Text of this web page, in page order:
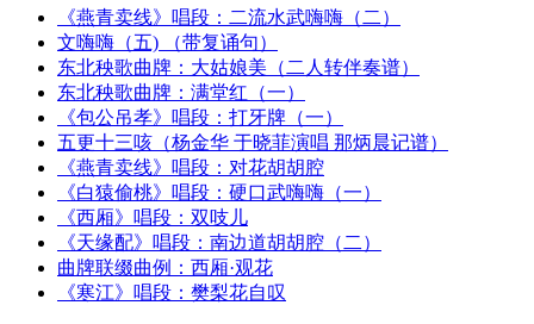
《燕青卖线》唱段：二流水武嗨嗨（二）
文嗨嗨（五) （带复诵句）
东北秧歌曲牌：大姑娘美（二人转伴奏谱）
东北秧歌曲牌：满堂红（一）
《包公吊孝》唱段：打牙牌（一）
五更十三咳（杨金华 于晓菲演唱 那炳晨记谱）
《燕青卖线》唱段：对花胡胡腔
《白猿偷桃》唱段：硬口武嗨嗨（一）
《西厢》唱段：双吱儿
《天缘配》唱段：南边道胡胡腔（二）
曲牌联缀曲例：西厢·观花
《寒江》唱段：樊梨花自叹